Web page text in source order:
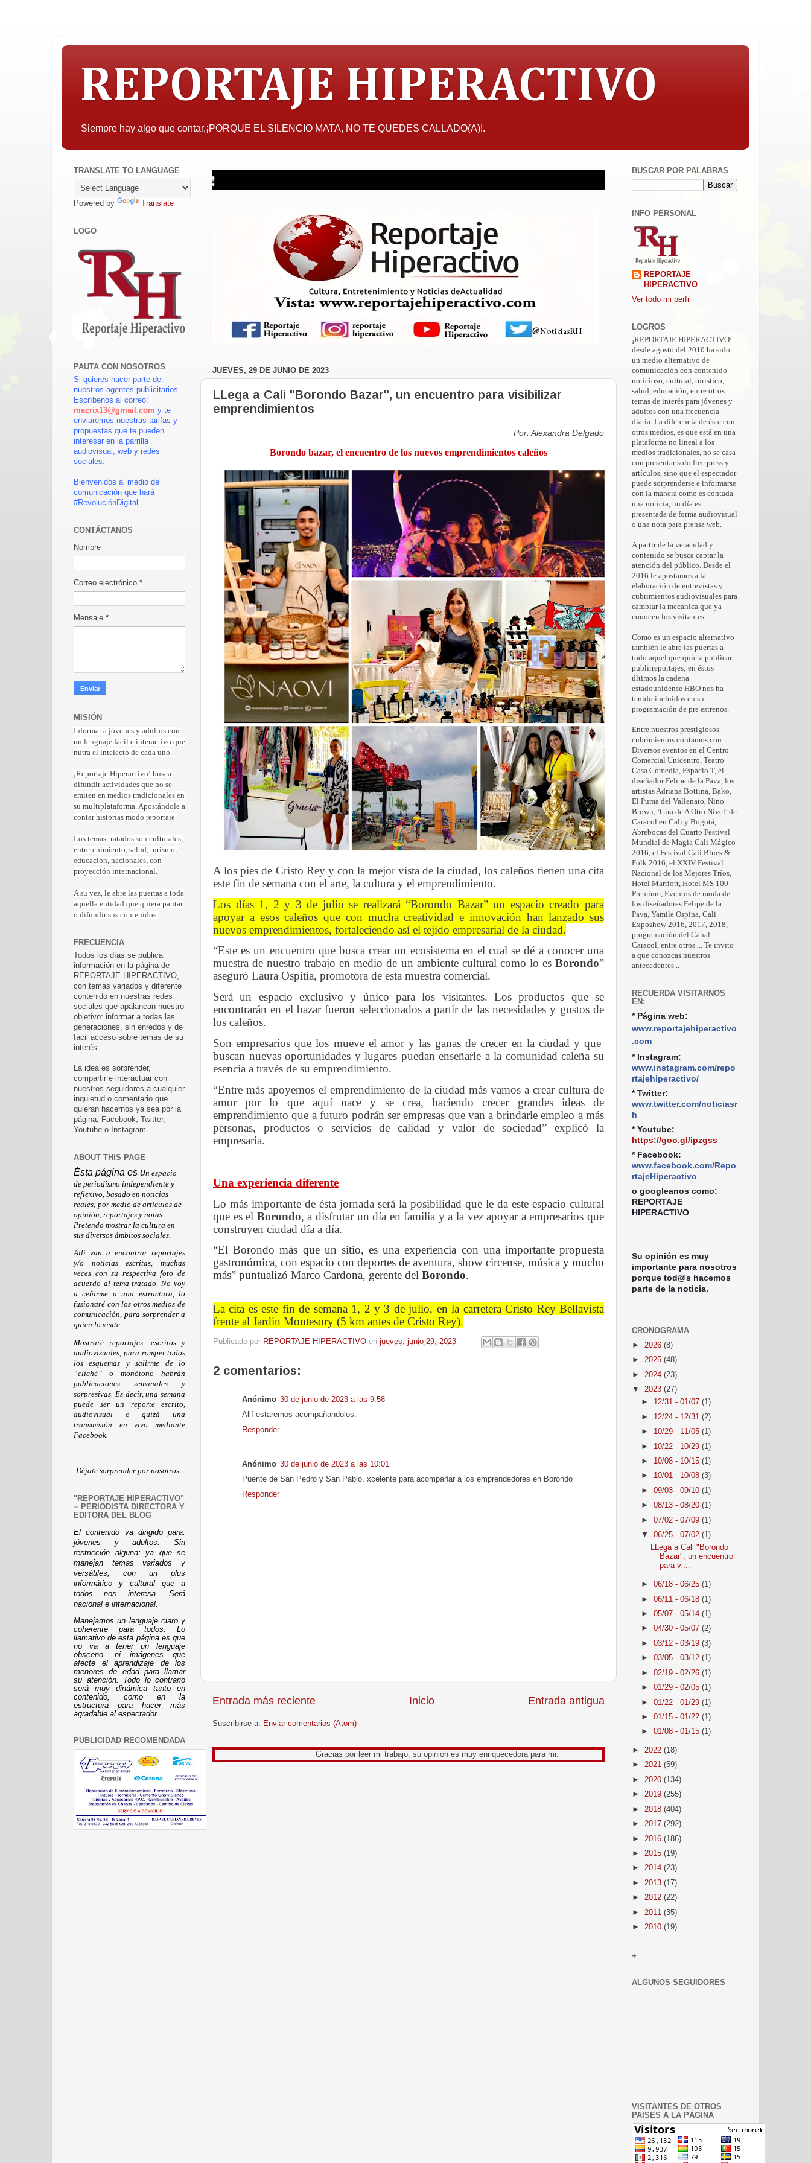
REPORTAJE HIPERACTIVO
Siempre hay algo que contar,¡PORQUE EL SILENCIO MATA, NO TE QUEDES CALLADO(A)!.
A quien pueda interesar, la objetividad
JUEVES, 29 DE JUNIO DE 2023
LLega a Cali "Borondo Bazar", un encuentro para visibilizar
emprendimientos
Por: Alexandra Delgado
Borondo bazar, el encuentro de los nuevos emprendimientos caleños
A los pies de Cristo Rey y con la mejor vista de la ciudad, los caleños tienen una cita
este fin de semana con el arte, la cultura y el emprendimiento.
Los días 1, 2 y 3 de julio se realizará “Borondo Bazar” un espacio creado para
apoyar a esos caleños que con mucha creatividad e innovación han lanzado sus
nuevos emprendimientos, fortaleciendo así el tejido empresarial de la ciudad.
“Este es un encuentro que busca crear un ecosistema en el cual se dé a conocer una
muestra de nuestro trabajo en medio de un ambiente cultural como lo es Borondo”
aseguró Laura Ospitia, promotora de esta muestra comercial.
Será un espacio exclusivo y único para los visitantes. Los productos que se
encontrarán en el bazar fueron seleccionados a partir de las necesidades y gustos de
los caleños.
Son empresarios que los mueve el amor y las ganas de crecer en la ciudad y que
buscan nuevas oportunidades y lugares puedan enseñarle a la comunidad caleña su
esencia a través de su emprendimiento.
“Entre más apoyemos el emprendimiento de la ciudad más vamos a crear cultura de
amor por lo que aquí nace y se crea, haciendo crecer grandes ideas de
emprendimiento que a futuro podrán ser empresas que van a brindarle empleo a más
personas, productos o servicios de calidad y valor de sociedad” explicó la
empresaria.
Una experiencia diferente
Lo más importante de ésta jornada será la posibilidad que le da este espacio cultural
que es el Borondo, a disfrutar un día en familia y a la vez apoyar a empresarios que
construyen ciudad día a día.
“El Borondo más que un sitio, es una experiencia con una importante propuesta
gastronómica, con espacio con deportes de aventura, show circense, música y mucho
más” puntualizó Marco Cardona, gerente del Borondo.
La cita es este fin de semana 1, 2 y 3 de julio, en la carretera Cristo Rey Bellavista
frente al Jardin Montesory (5 km antes de Cristo Rey).
Publicado por REPORTAJE HIPERACTIVO en jueves, junio 29, 2023
2 comentarios:
Anónimo 30 de junio de 2023 a las 9:58
Allí estaremos acompañandolos.
Responder
Anónimo 30 de junio de 2023 a las 10:01
Puente de San Pedro y San Pablo, xcelente para acompañar a los emprendedores en Borondo
Responder
Entrada más reciente Entrada antigua
Inicio
Suscribirse a: Enviar comentarios (Atom)
Gracias por leer mi trabajo, su opinión es muy enriquecedora para mi.
TRANSLATE TO LANGUAGE
Powered by Translate
LOGO
PAUTA CON NOSOTROS
Si quieres hacer parte de
nuestros agentes publicitarios.
Escríbenos al correo:
macrix13@gmail.com y te
enviaremos nuestras tarifas y
propuestas que te pueden
interesar en la parrilla
audiovisual, web y redes
sociales.
Bienvenidos al medio de
comunicación que hará
#RevoluciónDigital
CONTÁCTANOS
Nombre
Correo electrónico *
Mensaje *
MISIÓN
Informar a jóvenes y adultos con
un lenguaje fácil e interactivo que
nutra el intelecto de cada uno.
¡Reportaje Hiperactivo! busca
difundir actividades que no se
emiten en medios tradicionales en
su multiplataforma. Apostándole a
contar historias modo reportaje.
Los temas tratados son culturales,
entretenimiento, salud, turismo,
educación, nacionales, con
proyección internacional.
A su vez, le abre las puertas a toda
aquella entidad que quiera pautar
o difundir sus contenidos.
FRECUENCIA
Todos los días se publica
información en la página de
REPORTAJE HIPERACTIVO,
con temas variados y diferente
contenido en nuestras redes
sociales que apalancan nuestro
objetivo: informar a todas las
generaciones, sin enredos y de
fácil acceso sobre temas de su
interés.
La idea es sorprender,
compartir e interactuar con
nuestros seguidores a cualquier
inquietud o comentario que
quieran hacernos ya sea por la
página, Facebook, Twitter,
Youtube o Instagram.
ABOUT THIS PAGE
Ésta página es un espacio
de periodismo independiente y
reflexivo, basado en noticias
reales; por medio de artículos de
opinión, reportajes y notas.
Pretendo mostrar la cultura en
sus diversos ámbitos sociales.
Allí van a encontrar reportajes
y/o noticias escritas, muchas
veces con su respectiva foto de
acuerdo al tema tratado. No voy
a ceñirme a una estructura, lo
fusionaré con los otros medios de
comunicación, para sorprender a
quien lo visite.
Mostraré reportajes: escritos y
audiovisuales; para romper todos
los esquemas y salirme de lo
“cliché” o monótono habrán
publicaciones semanales y
sorpresivas. Es decir, una semana
puede ser un reporte escrito,
audiovisual o quizá una
transmisión en vivo mediante
Facebook.
-Déjate sorprender por nosotros-
"REPORTAJE HIPERACTIVO"
= PERIODISTA DIRECTORA Y
EDITORA DEL BLOG
El contenido va dirigido para:
jóvenes y adultos. Sin
restricción alguna; ya que se
manejan temas variados y
versátiles; con un plus
informático y cultural que a
todos nos interesa. Será
nacional e internacional.
Manejamos un lenguaje claro y
coherente para todos. Lo
llamativo de esta página es que
no va a tener un lenguaje
obsceno, ni imágenes que
afecte el aprendizaje de los
menores de edad para llamar
su atención. Todo lo contrario
será muy dinámica tanto en
contenido, como en la
estructura para hacer más
agradable al espectador.
PUBLICIDAD RECOMENDADA
BUSCAR POR PALABRAS
INFO PERSONAL
REPORTAJE
HIPERACTIVO
Ver todo mi perfil
LOGROS
¡REPORTAJE HIPERACTIVO!
desde agosto del 2010 ha sido
un medio alternativo de
comunicación con contenido
noticioso, cultural, turístico,
salud, educación, entre otros
temas de interés para jóvenes y
adultos con una frecuencia
diaria. La diferencia de éste con
otros medios, es que está en una
plataforma no lineal a los
medios tradicionales, no se casa
con presentar solo free press y
artículos, sino que el espectador
puede sorprenderse e informarse
con la manera como es contada
una noticia, un día es
presentada de forma audiovisual
o una nota para prensa web.
A partir de la veracidad y
contenido se busca captar la
atención del público. Desde el
2016 le apostamos a la
elaboración de entrevistas y
cubrimientos audiovisuales para
cambiar la mecánica que ya
conocen los visitantes.
Como es un espacio alternativo
también le abre las puertas a
todo aquel que quiera publicar
publirreportajes; en éstos
últimos la cadena
estadounidense HBO nos ha
tenido incluidos en su
programación de pre estrenos.
Entre nuestros prestigiosos
cubrimientos contamos con:
Diversos eventos en el Centro
Comercial Unicentro, Teatro
Casa Comedia, Espacio T, el
diseñador Felipe de la Pava, los
artistas Adriana Bottina, Bako,
El Puma del Vallenato, Nino
Brown, ‘Gira de A Otro Nivel’ de
Caracol en Cali y Bogotá,
Abrebocas del Cuarto Festival
Mundial de Magia Cali Mágico
2016, el Festival Cali Blues &
Folk 2016, el XXIV Festival
Nacional de los Mejores Tríos,
Hotel Marriott, Hotel MS 100
Premium, Eventos de moda de
los diseñadores Felipe de la
Pava, Yamile Ospina, Cali
Exposhow 2016, 2017, 2018,
programación del Canal
Caracol, entre otros.... Te invito
a que conozcas nuestros
antecedentes...
RECUERDA VISITARNOS
EN:
* Página web:
www.reportajehiperactivo
.com
* Instagram:
www.instagram.com/repo
rtajehiperactivo/
* Twitter:
www.twitter.com/noticiasr
h
* Youtube:
https://goo.gl/ipzgss
* Facebook:
www.facebook.com/Repo
rtajeHiperactivo
o googleanos como:
REPORTAJE
HIPERACTIVO
Su opinión es muy
importante para nosotros
porque tod@s hacemos
parte de la noticia.
CRONOGRAMA
► 2026 (8)
► 2025 (48)
► 2024 (23)
▼ 2023 (27)
► 12/31 - 01/07(1)
► 12/24 - 12/31(2)
► 10/29 - 11/05(1)
► 10/22 - 10/29(1)
► 10/08 - 10/15(1)
► 10/01 - 10/08(3)
►09/03 - 09/10(1)
►08/13 - 08/20(1)
►07/02 - 07/09(1)
▼06/25 - 07/02(1)
LLega a Cali "Borondo
Bazar", un encuentro
para vi...
►06/18 - 06/25(1)
►06/11 - 06/18(1)
►05/07 - 05/14(1)
►04/30 - 05/07(2)
►03/12 - 03/19(3)
►03/05 - 03/12(1)
►02/19 - 02/26(1)
►01/29 - 02/05(1)
►01/22 - 01/29(1)
►01/15 - 01/22(1)
►01/08 - 01/15(1)
► 2022 (18)
► 2021 (59)
► 2020 (134)
► 2019 (255)
► 2018 (404)
► 2017 (292)
► 2016 (186)
► 2015 (19)
► 2014 (23)
► 2013 (17)
► 2012 (22)
► 2011 (35)
► 2010 (19)
+
ALGUNOS SEGUIDORES
VISITANTES DE OTROS
PAISES A LA PÁGINA